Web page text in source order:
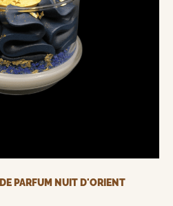
PARFUM NUIT D'ORIENT